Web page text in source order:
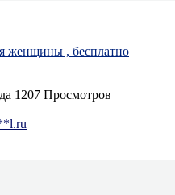
женщины , бесплатно
1207 Просмотров